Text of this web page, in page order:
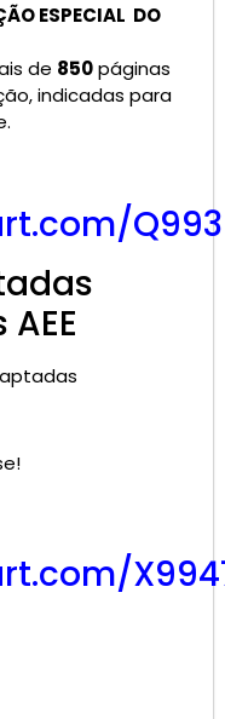
ESPECIAL DO
de 850páginas
indicadas para